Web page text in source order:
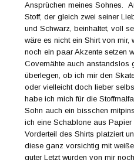
Ansprüchen meines Sohnes.
Stoff, der gleich zwei seiner
und Schwarz, beinhaltet, voll
wäre es nicht ein Shirt von mir,
noch ein paar Akzente setzen
Covernähte auch anstandslos
überlegen, ob ich mir den
oder vielleicht doch lieber
habe ich mich für die
Sohn auch ein bisschen
ich eine Schablone aus Papier
Vorderteil des Shirts platziert
diese ganz vorsichtig mit
guter Letzt wurden von mir